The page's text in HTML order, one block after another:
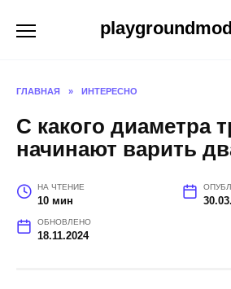
ГЛАВНАЯ » ИНТЕРЕСНО
С какого диаметра
начинают варить
НА ЧТЕНИЕ
10 мин
ОБНОВЛЕНО
18.11.2024